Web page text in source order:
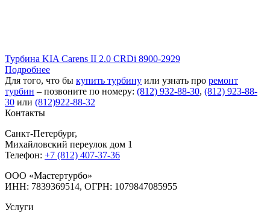
Турбина KIA Carens II 2.0 CRDi 8900-2929
Подробнее
Для того, что бы купить турбину или узнать про ремонт
турбин – позвоните по номеру: (812) 932-88-30, (812) 923-88-
30 или (812)922-88-32
Контакты
Санкт-Петербург,
Михайловский переулок дом 1
Телефон: +7 (812) 407-37-36
OOO «Мастертурбо»
ИНН: 7839369514, ОГРН: 1079847085955
Услуги